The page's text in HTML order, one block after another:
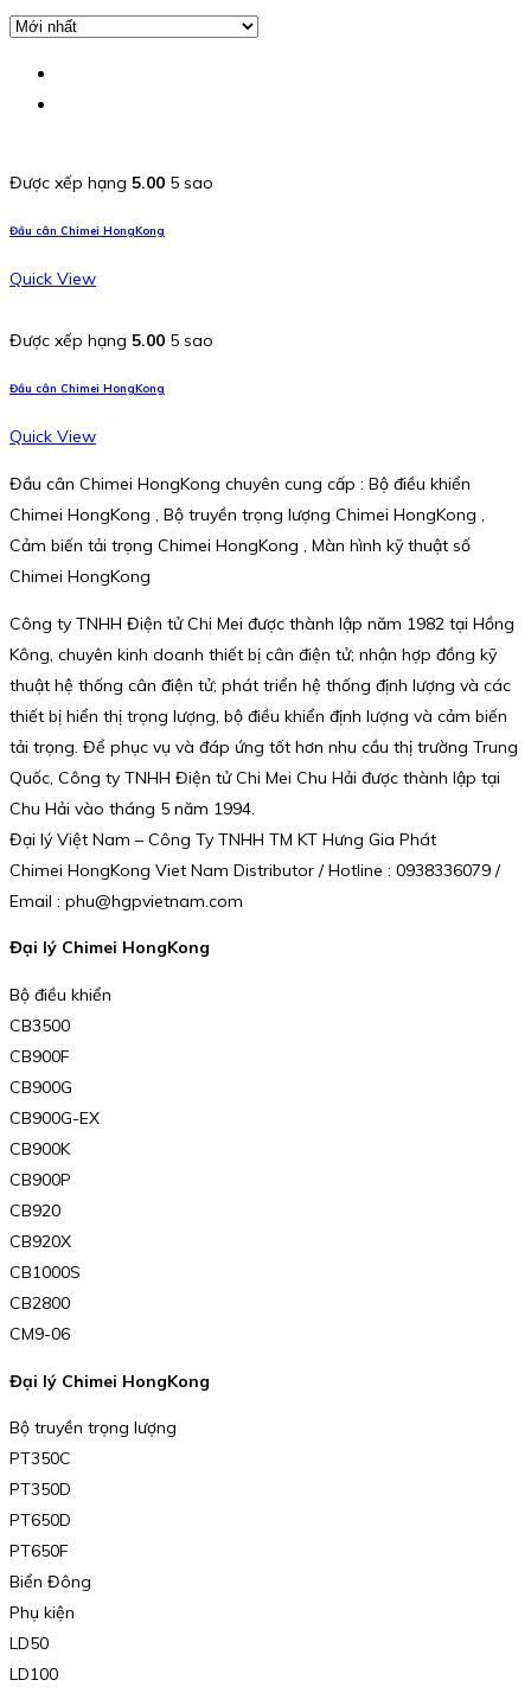
Được xếp hạng 5.00 5 sao
Đầu cân Chimei HongKong
Quick View
Được xếp hạng 5.00 5 sao
Đầu cân Chimei HongKong
Quick View
Đầu cân Chimei HongKong chuyên cung cấp : Bộ điều khiển
Chimei HongKong , Bộ truyền trọng lượng Chimei HongKong ,
Cảm biến tải trọng Chimei HongKong , Màn hình kỹ thuật số
Chimei HongKong
Công ty TNHH Điện tử Chi Mei được thành lập năm 1982 tại Hồng
Kông, chuyên kinh doanh thiết bị cân điện tử; nhận hợp đồng kỹ
thuật hệ thống cân điện tử; phát triển hệ thống định lượng và các
thiết bị hiển thị trọng lượng, bộ điều khiển định lượng và cảm biến
tải trọng. Để phục vụ và đáp ứng tốt hơn nhu cầu thị trường Trung
Quốc, Công ty TNHH Điện tử Chi Mei Chu Hải được thành lập tại
Chu Hải vào tháng 5 năm 1994.
Đại lý Việt Nam – Công Ty TNHH TM KT Hưng Gia Phát
Chimei HongKong Viet Nam Distributor / Hotline : 0938336079 /
Email : phu@hgpvietnam.com
Đại lý Chimei HongKong
Bộ điều khiển
CB3500
CB900F
CB900G
CB900G-EX
CB900K
CB900P
CB920
CB920X
CB1000S
CB2800
CM9-06
Đại lý Chimei HongKong
Bộ truyền trọng lượng
PT350C
PT350D
PT650D
PT650F
Biển Đông
Phụ kiện
LD50
LD100